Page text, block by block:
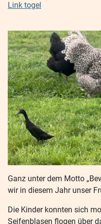
Link togel
Ganz unter dem Motto
wir in diesem Jahr unser
Die Kinder konnten sich
Seifenblasen flogen über